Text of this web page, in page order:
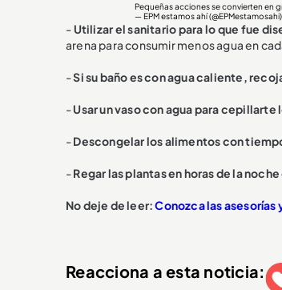
Pequeñas acciones se convierten en
— EPM estamos ahí (@EPMestamosahi)
- Utilizar el sanitario para lo que fue
arena para consumir menos agua en
-Si su baño es con agua caliente,
-Usar un vaso con agua para cepillarte
-Descongelar los alimentos con
-Regar las plantas en horas de la
No deje de leer:Conozca las
Reacciona a esta noticia: